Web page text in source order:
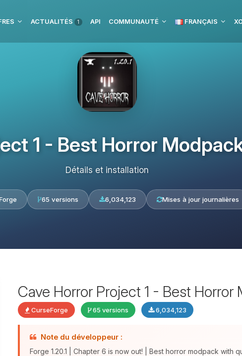
ACTUALITÉS 1 API COMMUNAUTÉ FRANÇAIS
1 - Best Horror
Détails et installation
65 versions 6,034,123 Mises à jour journalières
Cave Horror Project 1 - Best
CurseForge 65 versions 6,034,123
Note du développeur :
Forge 1.20.1 | Chapter 6 is now out! | Best horror modpack with